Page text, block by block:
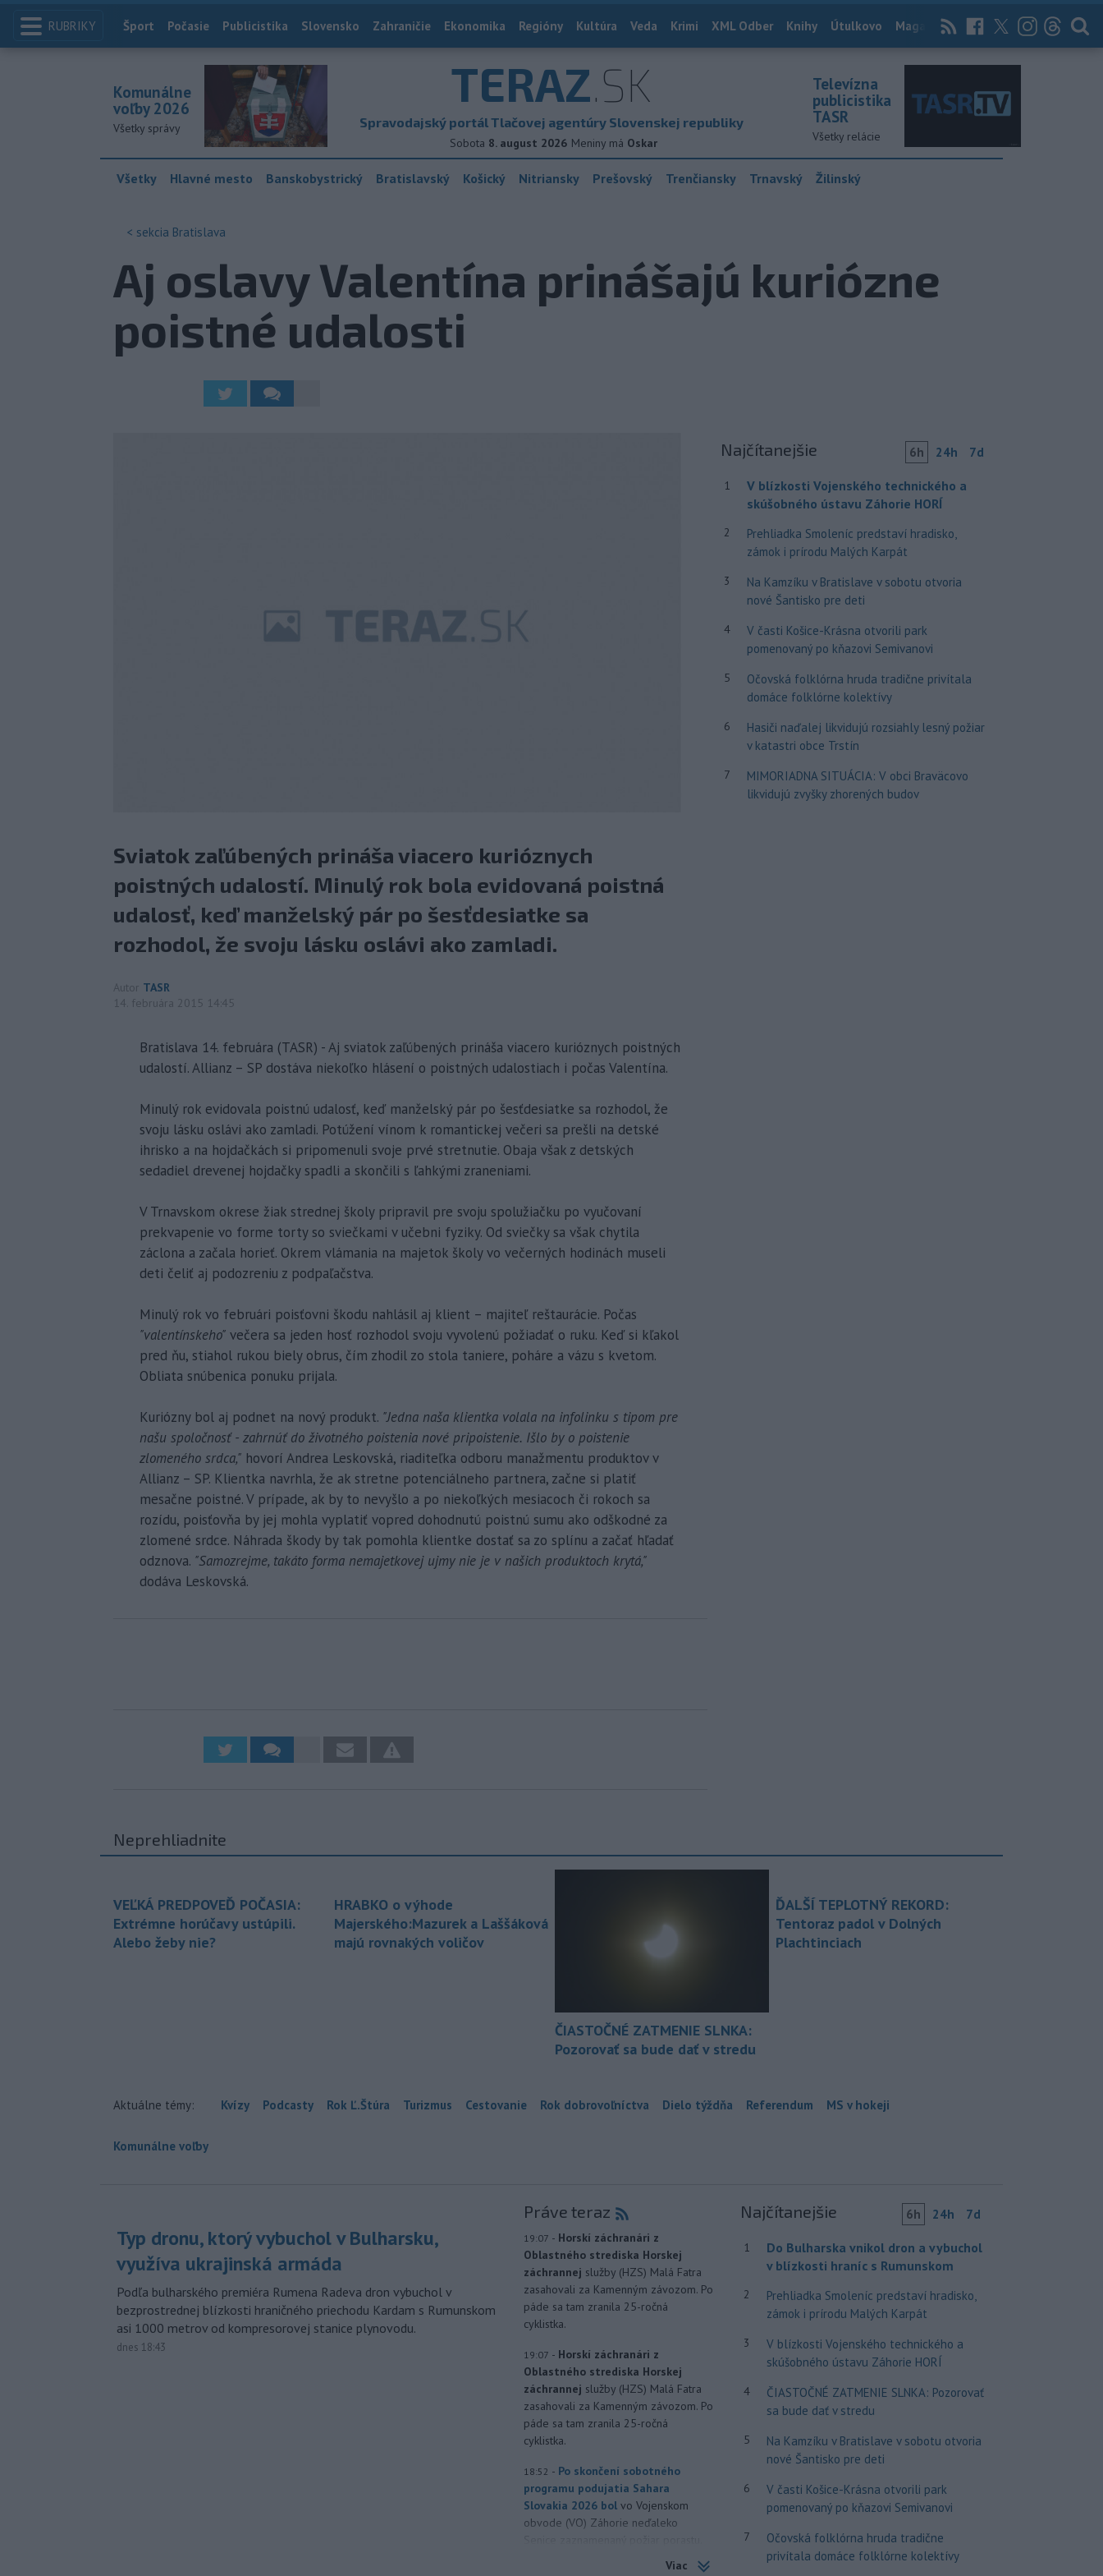
RUBRIKY Index
Šport Počasie Publicistika Slovensko Zahraničie Ekonomika Regióny Kultúra Veda Krimi XML Odber Knihy Útulkovo Magazín News Now Archív
TERAZ.SK
Spravodajský portál Tlačovej agentúry Slovenskej republiky
Sobota 8. august 2026 Meniny má Oskar
Komunálne
voľby 2026
Všetky správy
Televízna
publicistika
TASR
Všetky relácie
Všetky Hlavné mesto Banskobystrický Bratislavský Košický Nitriansky Prešovský Trenčiansky Trnavský Žilinský
< sekcia Bratislava
Aj oslavy Valentína prinášajú kuriózne
poistné udalosti
Sviatok zaľúbených prináša viacero kurióznych
poistných udalostí. Minulý rok bola evidovaná poistná
udalosť, keď manželský pár po šesťdesiatke sa
rozhodol, že svoju lásku oslávi ako zamladi.
Autor TASR
14. februára 2015 14:45
Bratislava 14. februára (TASR) - Aj sviatok zaľúbených prináša viacero kurióznych poistných
udalostí. Allianz – SP dostáva niekoľko hlásení o poistných udalostiach i počas Valentína.
Minulý rok evidovala poistnú udalosť, keď manželský pár po šesťdesiatke sa rozhodol, že
svoju lásku oslávi ako zamladi. Potúžení vínom k romantickej večeri sa prešli na detské
ihrisko a na hojdačkách si pripomenuli svoje prvé stretnutie. Obaja však z detských
sedadiel drevenej hojdačky spadli a skončili s ľahkými zraneniami.
V Trnavskom okrese žiak strednej školy pripravil pre svoju spolužiačku po vyučovaní
prekvapenie vo forme torty so sviečkami v učebni fyziky. Od sviečky sa však chytila
záclona a začala horieť. Okrem vlámania na majetok školy vo večerných hodinách museli
deti čeliť aj podozreniu z podpaľačstva.
Minulý rok vo februári poisťovni škodu nahlásil aj klient – majiteľ reštaurácie. Počas
"valentínskeho" večera sa jeden hosť rozhodol svoju vyvolenú požiadať o ruku. Keď si kľakol
pred ňu, stiahol rukou biely obrus, čím zhodil zo stola taniere, poháre a vázu s kvetom.
Obliata snúbenica ponuku prijala.
Kuriózny bol aj podnet na nový produkt. "Jedna naša klientka volala na infolinku s tipom pre
našu spoločnosť - zahrnúť do životného poistenia nové pripoistenie. Išlo by o poistenie
zlomeného srdca," hovorí Andrea Leskovská, riaditeľka odboru manažmentu produktov v
Allianz – SP. Klientka navrhla, že ak stretne potenciálneho partnera, začne si platiť
mesačne poistné. V prípade, ak by to nevyšlo a po niekoľkých mesiacoch či rokoch sa
rozídu, poisťovňa by jej mohla vyplatiť vopred dohodnutú poistnú sumu ako odškodné za
zlomené srdce. Náhrada škody by tak pomohla klientke dostať sa zo splínu a začať hľadať
odznova. "Samozrejme, takáto forma nemajetkovej ujmy nie je v našich produktoch krytá,"
dodáva Leskovská.
Najčítanejšie 6h 24h 7d
1
V blízkosti Vojenského technického a
skúšobného ústavu Záhorie HORÍ
2
Prehliadka Smoleníc predstaví hradisko,
zámok i prírodu Malých Karpát
3
Na Kamzíku v Bratislave v sobotu otvoria
nové Šantisko pre deti
4
V časti Košice-Krásna otvorili park
pomenovaný po kňazovi Semivanovi
5
Očovská folklórna hruda tradične privítala
domáce folklórne kolektívy
6
Hasiči naďalej likvidujú rozsiahly lesný požiar
v katastri obce Trstín
7
MIMORIADNA SITUÁCIA: V obci Braväcovo
likvidujú zvyšky zhorených budov
Neprehliadnite
VEĽKÁ PREDPOVEĎ POČASIA:
Extrémne horúčavy ustúpili.
Alebo žeby nie?
HRABKO o výhode
Majerského:Mazurek a Laššáková
majú rovnakých voličov
ČIASTOČNÉ ZATMENIE SLNKA:
Pozorovať sa bude dať v stredu
ĎALŠÍ TEPLOTNÝ REKORD:
Tentoraz padol v Dolných
Plachtinciach
Aktuálne témy: Kvízy Podcasty Rok Ľ.Štúra Turizmus Cestovanie Rok dobrovoľníctva Dielo týždňa Referendum MS v hokeji
Komunálne voľby
Typ dronu, ktorý vybuchol v Bulharsku,
využíva ukrajinská armáda
Podľa bulharského premiéra Rumena Radeva dron vybuchol v
bezprostrednej blízkosti hraničného priechodu Kardam s Rumunskom
asi 1000 metrov od kompresorovej stanice plynovodu.
dnes 18:43
Práve teraz
19:07 - Horskí záchranári z
Oblastného strediska Horskej
záchrannej služby (HZS) Malá Fatra
zasahovali za Kamenným závozom. Po
páde sa tam zranila 25-ročná
cyklistka.
19:07 - Horskí záchranári z
Oblastného strediska Horskej
záchrannej služby (HZS) Malá Fatra
zasahovali za Kamenným závozom. Po
páde sa tam zranila 25-ročná
cyklistka.
18:52 - Po skončení sobotného
programu podujatia Sahara
Slovakia 2026 bol vo Vojenskom
obvode (VO) Záhorie neďaleko
Na mieste prebieha intenzívny zásah s
Viac
Najčítanejšie 6h 24h 7d
1
Do Bulharska vnikol dron a vybuchol
v blízkosti hraníc s Rumunskom
2
Prehliadka Smoleníc predstaví hradisko,
zámok i prírodu Malých Karpát
3
V blízkosti Vojenského technického a
skúšobného ústavu Záhorie HORÍ
4
ČIASTOČNÉ ZATMENIE SLNKA: Pozorovať
sa bude dať v stredu
5
Na Kamzíku v Bratislave v sobotu otvoria
nové Šantisko pre deti
6
V časti Košice-Krásna otvorili park
pomenovaný po kňazovi Semivanovi
7
Očovská folklórna hruda tradične
privítala domáce folklórne kolektívy